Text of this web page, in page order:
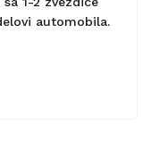
automobila.